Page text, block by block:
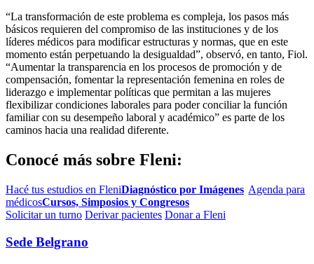
“La transformación de este problema es compleja, los pasos más
básicos requieren del compromiso de las instituciones y de los
líderes médicos para modificar estructuras y normas, que en este
momento están perpetuando la desigualdad”, observó, en tanto, Fiol.
“Aumentar la transparencia en los procesos de promoción y de
compensación, fomentar la representación femenina en roles de
liderazgo e implementar políticas que permitan a las mujeres
flexibilizar condiciones laborales para poder conciliar la función
familiar con su desempeño laboral y académico” es parte de los
caminos hacia una realidad diferente.
Conocé más sobre Fleni:
Hacé tus estudios en FleniDiagnóstico por Imágenes Agenda para
médicosCursos, Simposios y Congresos
Solicitar un turno Derivar pacientes Donar a Fleni
Sede Belgrano